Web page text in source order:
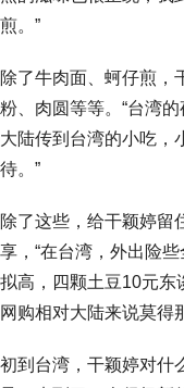
煎。”
除了牛肉面、蚵仔煎，
粉、肉圆等等。“台湾
大陆传到台湾的小吃，
待。”
除了这些，给干颖婷留
享，“在台湾，外出险
拟高，四颗土豆10元东
网购相对大陆来说莫得
初到台湾，干颖婷对什